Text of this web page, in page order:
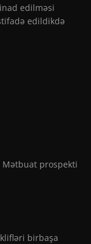
edilməsi
edildikdə
Mətbuat prospekti
birbaşa